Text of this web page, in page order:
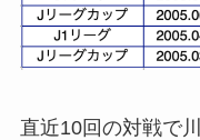
直近10回の対戦で